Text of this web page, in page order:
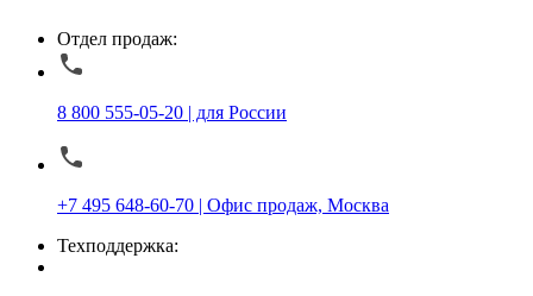
Отдел продаж:
8 800 555-05-20 | для России
+7 495 648-60-70 | Офис продаж, Москва
Техподдержка: